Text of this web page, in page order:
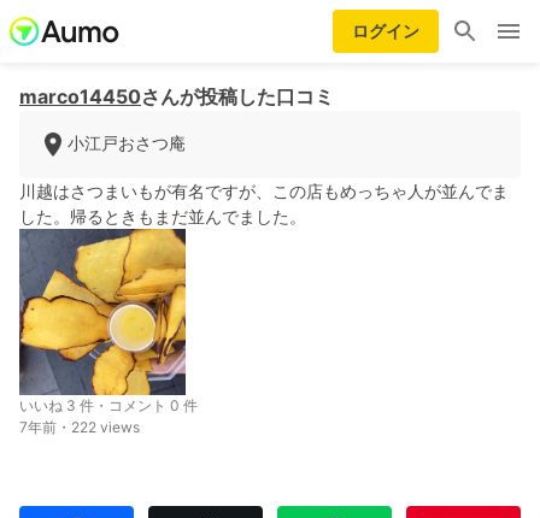
ログイン
marco14450さんが投稿した口コミ
小江戸おさつ庵
川越はさつまいもが有名ですが、この店もめっちゃ人が並んでま
した。帰るときもまだ並んでました。
いいね 3 件・コメント 0 件
7年前・222 views